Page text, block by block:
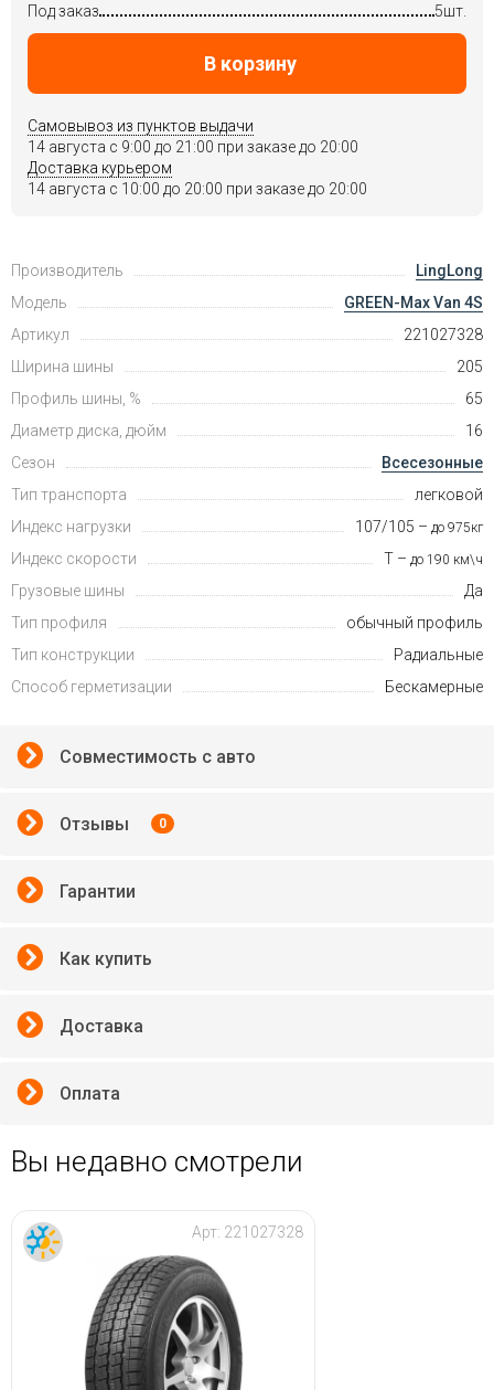
Под заказ 5шт.
В корзину
Самовывоз из пунктов выдачи
14 августа c 9:00 до 21:00 при заказе до 20:00
Доставка курьером
14 августа c 10:00 до 20:00 при заказе до 20:00
Производитель
LingLong
Модель
GREEN-Max Van 4S
Артикул
221027328
Ширина шины
205
Профиль шины, %
65
Диаметр диска, дюйм
16
Сезон
Всесезонные
Тип транспорта
легковой
Индекс нагрузки
107/105 – до 975кг
Индекс скорости T – до 190 км\ч
Грузовые шины
Да
Тип профиля
обычный профиль
Тип конструкции
Радиальные
Способ герметизации
Бескамерные
Совместимость с авто
Отзывы 0
Гарантии
Как купить
Доставка
Оплата
Вы недавно смотрели
Арт: 221027328